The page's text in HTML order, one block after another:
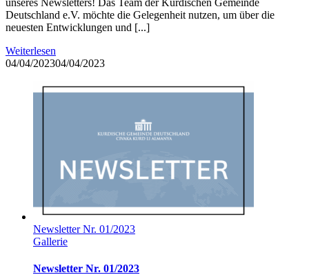
unseres Newsletters! Das Team der Kurdischen Gemeinde
Deutschland e.V. möchte die Gelegenheit nutzen, um über die
neuesten Entwicklungen und [...]
Weiterlesen
04/04/202304/04/2023
Newsletter Nr. 01/2023
Gallerie
Newsletter Nr. 01/2023